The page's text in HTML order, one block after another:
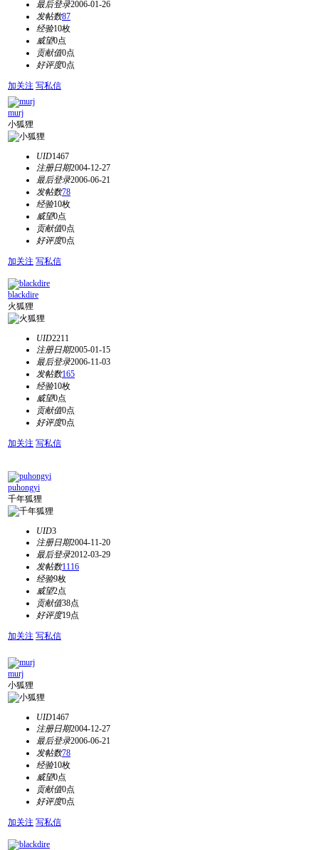
最后登录2006-01-26
发帖数87
经验10枚
威望0点
贡献值0点
好评度0点
加关注 写私信
murj
小狐狸
UID1467
注册日期2004-12-27
最后登录2006-06-21
发帖数78
经验10枚
威望0点
贡献值0点
好评度0点
加关注 写私信
blackdire
火狐狸
UID2211
注册日期2005-01-15
最后登录2006-11-03
发帖数165
经验10枚
威望0点
贡献值0点
好评度0点
加关注 写私信
puhongyi
千年狐狸
UID3
注册日期2004-11-20
最后登录2012-03-29
发帖数1116
经验9枚
威望2点
贡献值38点
好评度19点
加关注 写私信
murj
小狐狸
UID1467
注册日期2004-12-27
最后登录2006-06-21
发帖数78
经验10枚
威望0点
贡献值0点
好评度0点
加关注 写私信